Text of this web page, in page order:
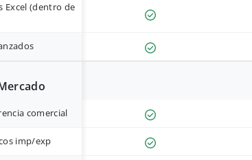
Excel (dentro de
comercial
imp/exp